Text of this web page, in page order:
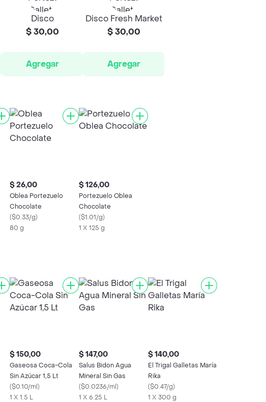
Disco
$ 30,00
Agregar
Disco Fresh Market
$ 30,00
Agregar
$ 26,00
Oblea Portezuelo
Chocolate
($0.33/g)
80 g
$ 126,00
Portezuelo Oblea
Chocolate
($1.01/g)
1 X 125 g
$ 150,00
Gaseosa Coca-Cola
Sin Azúcar 1,5 Lt
($0.10/ml)
1 X 1.5 L
$ 147,00
Salus Bidon Agua
Mineral Sin Gas
($0.0236/ml)
1 X 6.25 L
$ 140,00
El Trigal Galletas María
Rika
($0.47/g)
1 X 300 g